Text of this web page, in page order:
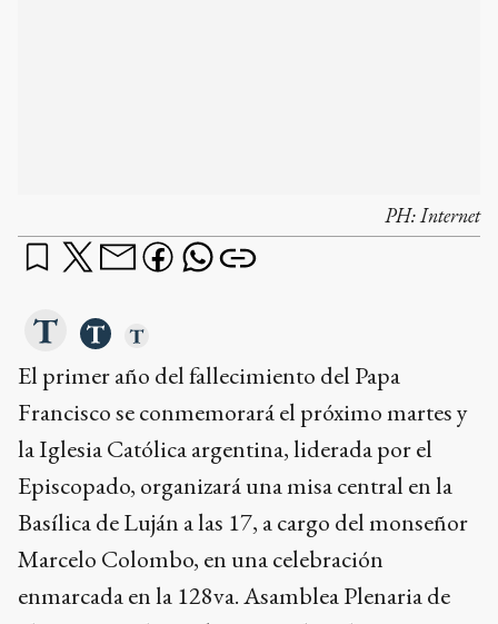
El primer año del fallecimiento del Papa
la Iglesia Católica argentina, liderada por el
Episcopado, organizará una misa central en la
Basílica de Luján a las 17, a cargo del monseñor
Marcelo Colombo, en una celebración
enmarcada en la 128va. Asamblea Plenaria de
obispos, que busca honrar su legado.
¿qué querés saber?